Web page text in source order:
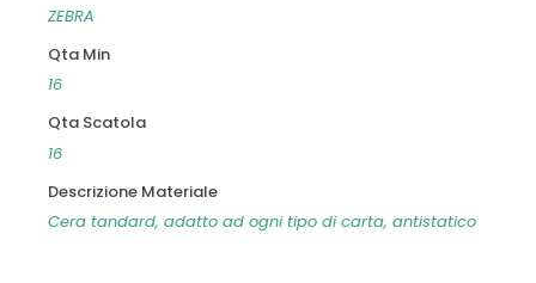
ZEBRA
Qta Min
16
Qta Scatola
16
Descrizione Materiale
Cera tandard, adatto ad ogni tipo di carta, antistatico